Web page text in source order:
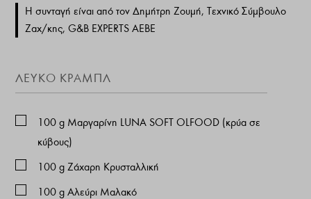
Η συνταγή είναι από τον Δημήτρη Ζουμή, Τεχνικό Σύμβουλο
Ζαχ/κης, G&B EXPERTS AEBE
ΛΕΥΚΌ ΚΡΆΜΠΛ
100 g Μαργαρίνη LUNA SOFT OLFOOD (κρύα σε
κύβους)
100 g Ζάχαρη Κρυσταλλική
100 g Αλεύρι Μαλακό